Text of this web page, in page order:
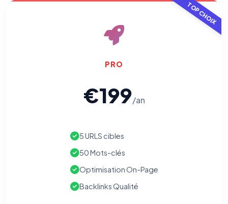
TOP CHOIX
PRO
€199/an
5 URLS cibles
50 Mots-clés
Optimisation On-Page
Backlinks Qualité